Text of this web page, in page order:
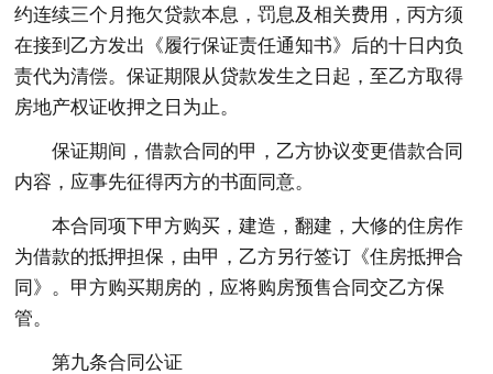
约连续三个月拖欠贷款本息，罚息及相关费用，丙方须
在接到乙方发出《履行保证责任通知书》后的十日内负
责代为清偿。保证期限从贷款发生之日起，至乙方取得
房地产权证收押之日为止。
保证期间，借款合同的甲，乙方协议变更借款合同
内容，应事先征得丙方的书面同意。
本合同项下甲方购买，建造，翻建，大修的住房作
为借款的抵押担保，由甲，乙方另行签订《住房抵押合
同》。甲方购买期房的，应将购房预售合同交乙方保
管。
第九条合同公证